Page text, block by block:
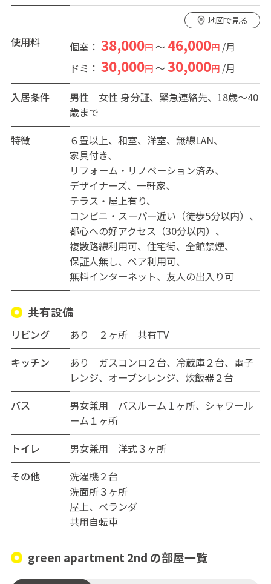
地図で見る
使用料 個室： 38,000円～ 46,000円/月
ドミ： 30,000円～30,000円/月
入居条件
男性 女性 身分証、緊急連絡先、18歳～40
歳まで
特徴
６畳以上 和室 洋室
無線LAN
家具付き
リフォーム・リノベーション済み
デザイナーズ
一軒家
テラス・屋上有り
コンビニ・スーパー近い（徒歩5分以内）
都心への好アクセス（30分以内）
複数路線利用可
住宅街
全館禁煙
保証人無し
ペア利用可
無料インターネット
友人の出入り可
共有設備
リビング
あり ２ヶ所 共有TV
キッチン
あり ガスコンロ２台、冷蔵庫２台、電子
レンジ、オーブンレンジ、炊飯器２台
バス
男女兼用 バスルーム１ヶ所、シャワール
ーム１ヶ所
トイレ
男女兼用 洋式３ヶ所
その他
洗濯機２台
洗面所３ヶ所
屋上、ベランダ
共用自転車
green apartment 2nd の部屋一覧